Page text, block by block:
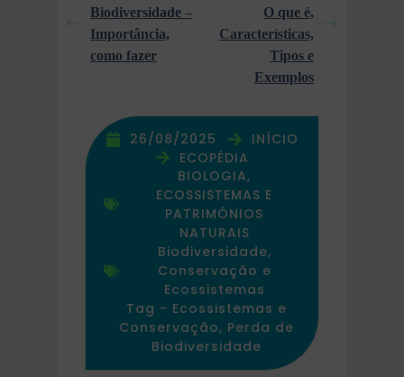
Biodiversidade –
Importância,
como fazer
O que é,
Características,
Tipos e
Exemplos
26/08/2025
INÍCIO
ECOPÉDIA
BIOLOGIA,
ECOSSISTEMAS E
PATRIMÔNIOS
NATURAIS
Biodiversidade,
Conservação e
Ecossistemas
Tag - Ecossistemas e
Conservação, Perda de
Biodiversidade